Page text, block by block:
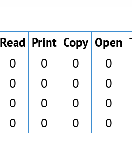
Read Print Copy Open
0 0 0
0
0 0 0
0
0 0 0
0
0 0 0 0